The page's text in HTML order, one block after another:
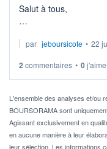
Salut à tous,
via un ETF plutôt
Idéalement, je
Pour l' ...
par jeboursicote • 22
2 commentaires • 0j'aime
L'ensemble des analyses et/ou
BOURSORAMA sont
Agissant exclusivement en
en aucune manière à leur
leur sélection. Les informations